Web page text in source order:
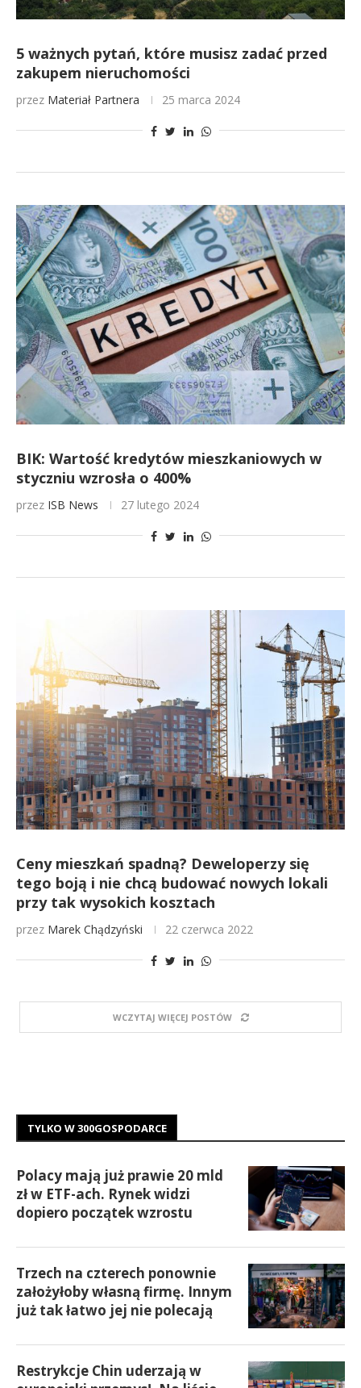
5 ważnych pytań, które musisz zadać przed
zakupem nieruchomości
przez Materiał Partnera 25 marca 2024
BIK: Wartość kredytów mieszkaniowych w
styczniu wzrosła o 400%
przez ISB News 27 lutego 2024
Ceny mieszkań spadną? Deweloperzy się
tego boją i nie chcą budować nowych lokali
przy tak wysokich kosztach
przez Marek Chądzyński 22 czerwca 2022
WCZYTAJ WIĘCEJ POSTÓW
TYLKO W 300GOSPODARCE
Polacy mają już prawie 20 mld
zł w ETF-ach. Rynek widzi
dopiero początek wzrostu
Trzech na czterech ponownie
założyłoby własną firmę. Innym
już tak łatwo jej nie polecają
Restrykcje Chin uderzają w